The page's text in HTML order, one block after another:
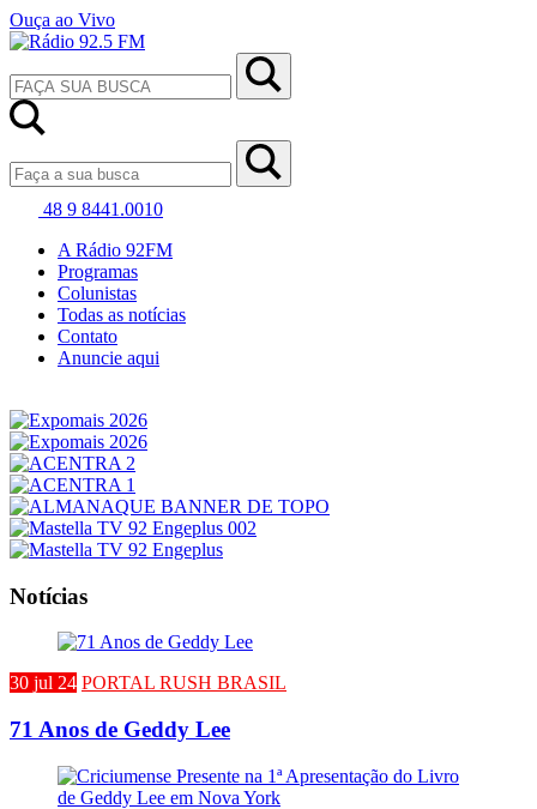
Ouça ao Vivo
48 9 8441.0010
A Rádio 92FM
Programas
Colunistas
Todas as notícias
Contato
Anuncie aqui
Notícias
30 jul 24 PORTAL RUSH BRASIL
71 Anos de Geddy Lee